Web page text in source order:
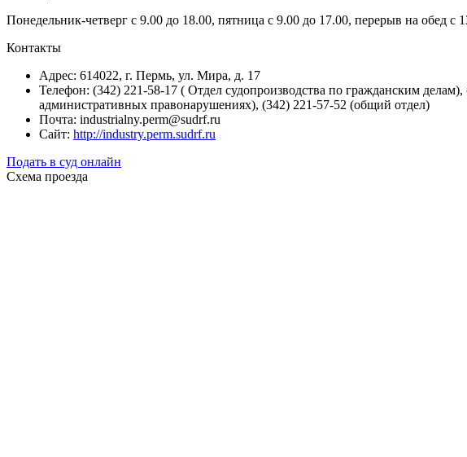
Понедельник-четверг с 9.00 до 18.00, пятница с 9.00 до 17.00, перерыв на обед с
Контакты
Адрес: 614022, г. Пермь, ул. Мира, д. 17
Телефон: (342) 221-58-17 ( Отдел судопроизводства по гражданским
административных правонарушениях), (342) 221-57-52 (общий отдел)
Почта: industrialny.perm@sudrf.ru
Сайт: http://industry.perm.sudrf.ru
Подать в суд онлайн
Схема проезда